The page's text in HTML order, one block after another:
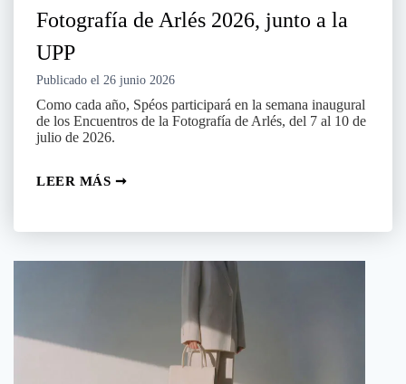
Fotografía de Arlés 2026, junto a la
UPP
Publicado el 26 junio 2026
Como cada año, Spéos participará en la semana inaugural
de los Encuentros de la Fotografía de Arlés, del 7 al 10 de
julio de 2026.
LEER MÁS ➞Spéos
la